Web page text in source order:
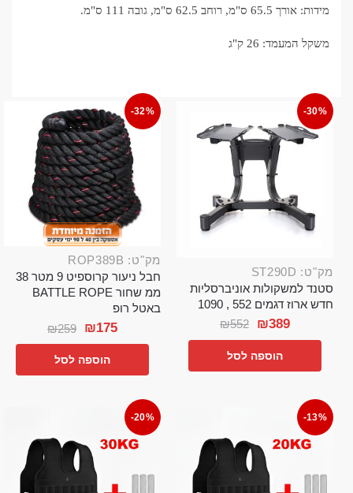
מידות: אורך 65.5 ס"מ, רוחב 62.5 ס"מ, גובה 111 ס"מ.
משקל המעמד: 26 ק"ג
-30%
מק"ט: ST290D
סטנד למשקולות אוניברסליות
חדש ארוז דגמים 552 , 1090
₪552 ₪389
הוספה לסל
-32%
מק"ט: ROP389B
חבל ניעור קרוספיט 9 מטר 38
ממ שחור BATTLE ROPE
באטל רופ
₪259 ₪175
הוספה לסל
-13%
-20%